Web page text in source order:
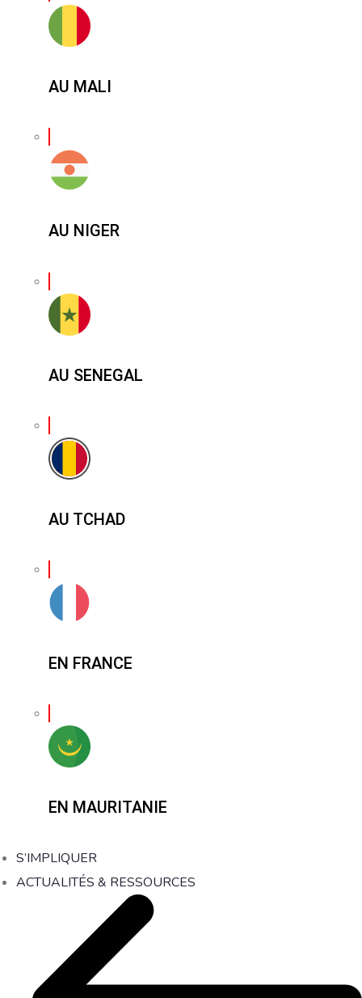
AU MALI
AU NIGER
AU SENEGAL
AU TCHAD
EN FRANCE
EN MAURITANIE
S’IMPLIQUER
ACTUALITÉS & RESSOURCES